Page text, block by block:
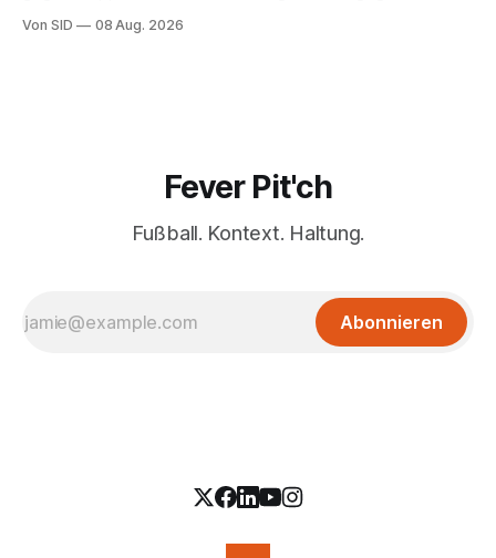
Von SID 08 Aug. 2026
Fever Pit'ch
Fußball. Kontext. Haltung.
Abonnieren